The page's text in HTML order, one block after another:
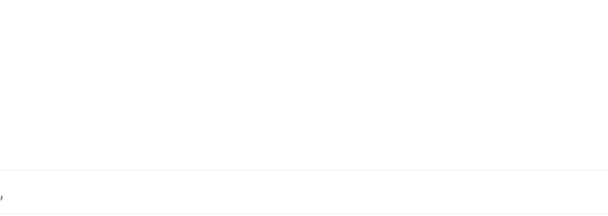
,